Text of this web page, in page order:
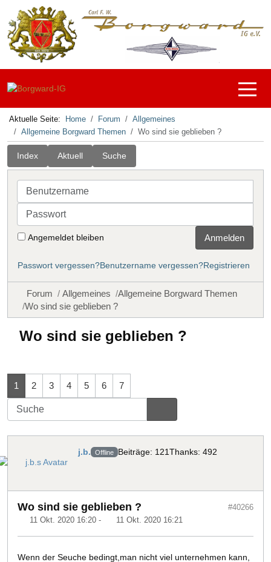
Off-
Aktuelle Seite: Home Forum
Allgemeines
Allgemeine Borgward Themen
Wo sind sie geblieben ?
Index Aktuell Suche
Benutzername
Passwort
Angemeldet bleiben Anmelden
Passwort vergessen?Benutzername vergessen?Registrieren
Forum Allgemeines
Allgemeine Borgward Themen
Wo sind sie geblieben ?
Wo sind sie geblieben ?
1 2 3 4 5 6 7
j.b. Offline Beiträge: 121Thanks: 492
Wo sind sie geblieben ?
11 Okt. 2020 16:20 - 11 Okt. 2020 16:21
#40266
Wenn der Seuche bedingt,man nicht viel unternehmen kann,